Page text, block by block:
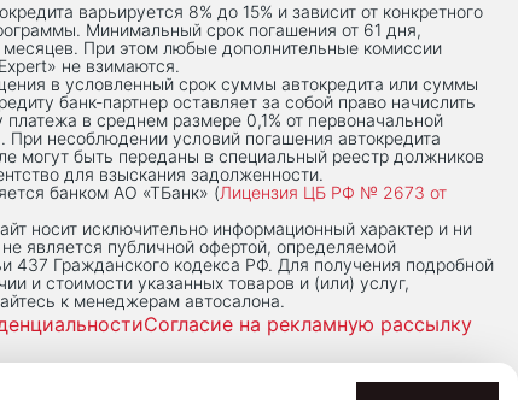
варьируется 8% до 15% и зависит от конкретного
Минимальный срок погашения от 61 дня,
При этом любые дополнительные комиссии
не взимаются.
в условленный срок суммы автокредита или суммы
банк-партнер оставляет за собой право начислить
платежа в среднем размере 0,1% от первоначальной
При несоблюдении условий погашения автокредита
могут быть переданы в специальный реестр должников
для взыскания задолженности.
банком АО «ТБанк» (Лицензия ЦБ РФ № 2673 от
носит исключительно информационный характер и ни
не является публичной офертой, определяемой
437 Гражданского кодекса РФ. Для получения подробной
и стоимости указанных товаров и (или) услуг,
к менеджерам автосалона.
Согласие на рекламную рассылку